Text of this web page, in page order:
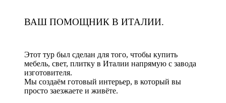
ВАШ ПОМОЩНИК В ИТАЛИИ.
Этот тур был сделан для того, чтобы купить
мебель, свет, плитку в Италии напрямую с завода
изготовителя.
Мы создаём готовый интерьер, в который вы
просто заезжаете и живёте.